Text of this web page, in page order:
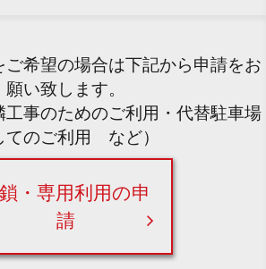
希望の場合は下記から申請をお
願い致します。
工事のためのご利用・代替駐車場
てのご利用 など）
・専用利用の申
請